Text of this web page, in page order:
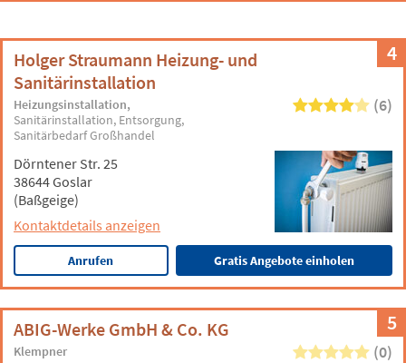
4
Holger Straumann Heizung- und
Sanitärinstallation
Heizungsinstallation
Sanitärinstallation Entsorgung
Sanitärbedarf Großhandel
(6)
Dörntener Str. 25
38644 Goslar
(Baßgeige)
Kontaktdetails anzeigen
Anrufen Gratis Angebote einholen
5
ABIG-Werke GmbH & Co. KG
Klempner (0)